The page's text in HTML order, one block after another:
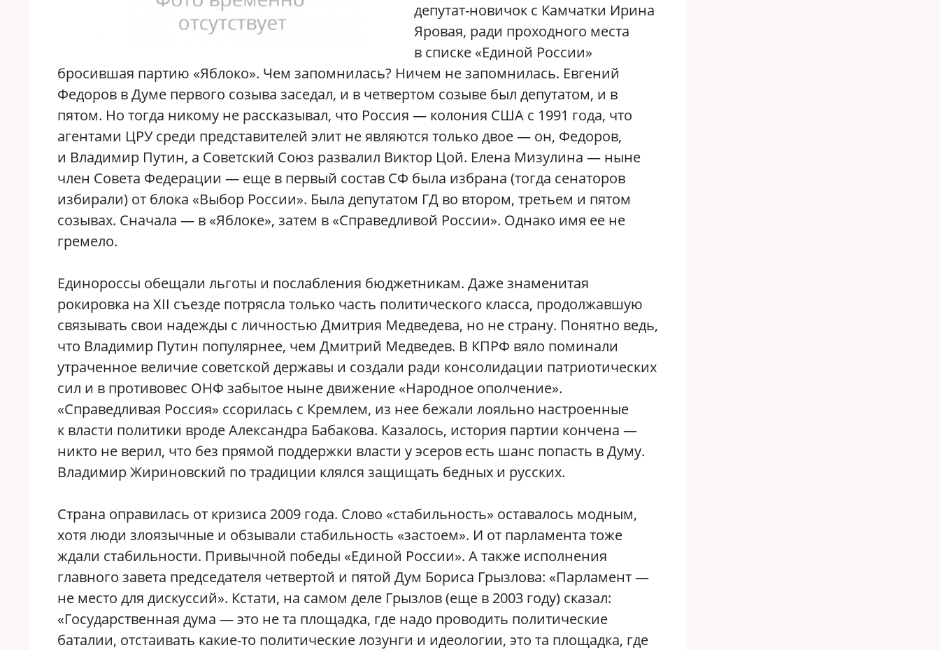
депутат-новичок с Камчатки Ирина
Яровая, ради проходного места
в списке «Единой России»
бросившая партию «Яблоко». Чем запомнилась? Ничем не запомнилась. Евгений
Федоров в Думе первого созыва заседал, и в четвертом созыве был депутатом, и в
пятом. Но тогда никому не рассказывал, что Россия — колония США с 1991 года, что
агентами ЦРУ среди представителей элит не являются только двое — он, Федоров,
и Владимир Путин, а Советский Союз развалил Виктор Цой. Елена Мизулина — ныне
член Совета Федерации — еще в первый состав СФ была избрана (тогда сенаторов
избирали) от блока «Выбор России». Была депутатом ГД во втором, третьем и пятом
созывах. Сначала — в «Яблоке», затем в «Справедливой России». Однако имя ее не
гремело.
Единороссы обещали льготы и послабления бюджетникам. Даже знаменитая
рокировка на XII съезде потрясла только часть политического класса, продолжавшую
связывать свои надежды с личностью Дмитрия Медведева, но не страну. Понятно ведь,
что Владимир Путин популярнее, чем Дмитрий Медведев. В КПРФ вяло поминали
утраченное величие советской державы и создали ради консолидации патриотических
сил и в противовес ОНФ забытое ныне движение «Народное ополчение».
«Справедливая Россия» ссорилась с Кремлем, из нее бежали лояльно настроенные
к власти политики вроде Александра Бабакова. Казалось, история партии кончена —
никто не верил, что без прямой поддержки власти у эсеров есть шанс попасть в Думу.
Владимир Жириновский по традиции клялся защищать бедных и русских.
Страна оправилась от кризиса 2009 года. Слово «стабильность» оставалось модным,
хотя люди злоязычные и обзывали стабильность «застоем». И от парламента тоже
ждали стабильности. Привычной победы «Единой России». А также исполнения
главного завета председателя четвертой и пятой Дум Бориса Грызлова: «Парламент —
не место для дискуссий». Кстати, на самом деле Грызлов (еще в 2003 году) сказал:
«Государственная дума — это не та площадка, где надо проводить политические
баталии, отстаивать какие-то политические лозунги и идеологии, это та площадка, где